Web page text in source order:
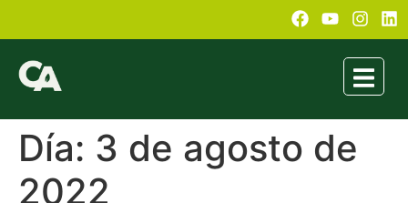
Día: 3 de agosto de
2022